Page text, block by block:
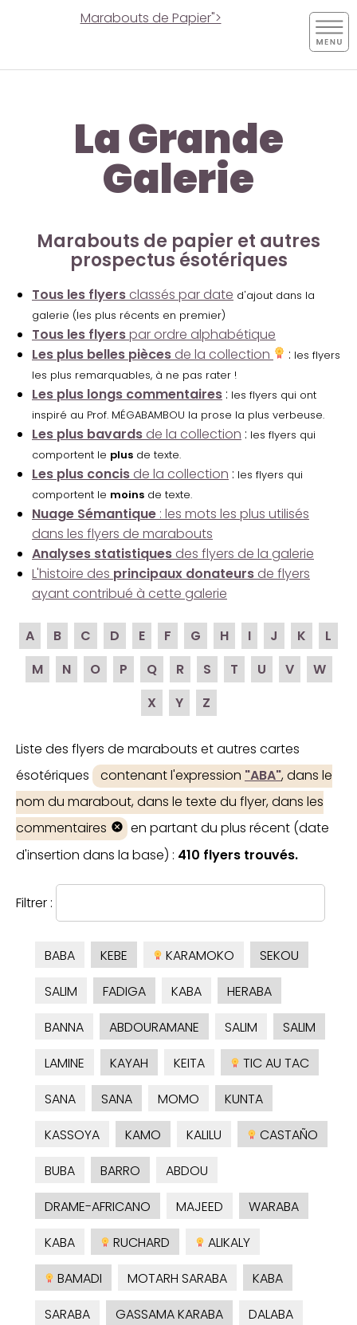
Marabouts de Papier">
La Grande
Galerie
Marabouts de papier et autres
prospectus ésotériques
Tous les flyers classés par date d'ajout dans la
galerie (les plus récents en premier)
Tous les flyerspar ordre alphabétique
Les plus belles pièces de la collection : les flyers
les plus remarquables, à ne pas rater !
Les plus longs commentaires : les flyers qui ont
inspiré au Prof. MÉGABAMBOU la prose la plus verbeuse.
Les plus bavards de la collection : les flyers qui
comportent le plus de texte.
Les plus concis de la collection : les flyers qui
comportent le moins de texte.
Nuage Sémantique : les mots les plus utilisés
dans les flyers de marabouts
Analyses statistiques des flyers de la galerie
L'histoire des principaux donateurs de flyers
ayant contribué à cette galerie
A B C D E F G H I J K
L
M
N O P Q R S T U V
W
X
Y Z
Liste des flyers de marabouts et autres cartes
ésotériques
contenant l'expression "ABA", dans le
nom du marabout, dans le texte du flyer, dans les
commentaires
en partant du plus récent (date
d'insertion dans la base) : 410 flyers trouvés.
Filtrer :
BABA KEBE KARAMOKO
SEKOU
SALIM
FADIGA KABA
HERABA
BANNA
ABDOURAMANE SALIM
SALIM
LAMINE
KAYAH KEITA
TIC AU TAC
SANA
SANA MOMO
KUNTA
KASSOYA
KAMO KALILU
CASTAÑO
BUBA
BARRO
ABDOU
DRAME-AFRICANO
MAJEED
WARABA
KABA
RUCHARD
ALIKALY
BAMADI
MOTARH SARABA
KABA
SARABA
GASSAMA KARABA
DALABA